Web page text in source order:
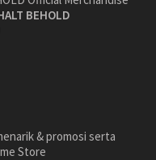
BEHOLD
& promosi serta
Store